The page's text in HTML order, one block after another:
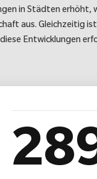
in Städten
aus. Gleichzeitig
Entwicklungen